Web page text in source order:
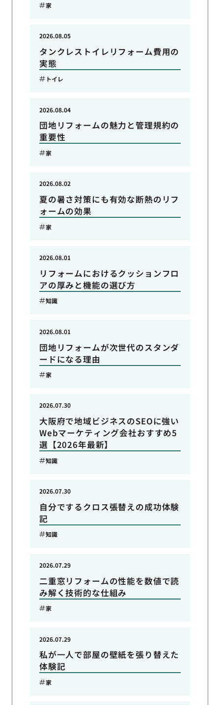
家
タンクレストイレリフォーム費用の
実態
2026.08.05
トイレ
団地リフォームの魅力と管理規約の
重要性
2026.08.04
家
夏の暑さ対策にも有効な断熱のリフ
ォームの効果
2026.08.02
家
リフォームにおけるクッションフロ
アの厚みと機能の選び方
2026.08.01
知識
団地リフォームが次世代のスタンダ
ードになる理由
2026.08.01
家
大阪府で地域ビジネスのSEOに強い
Webマーケティング会社おすすめ5
選【2026年最新】
2026.07.30
知識
自分でするクロス張替えの成功体験
記
2026.07.30
知識
二重窓リフォームの性能を数値で読
み解く技術的な仕組み
2026.07.29
家
私が一人で部屋の壁紙を張り替えた
体験記
2026.07.29
家